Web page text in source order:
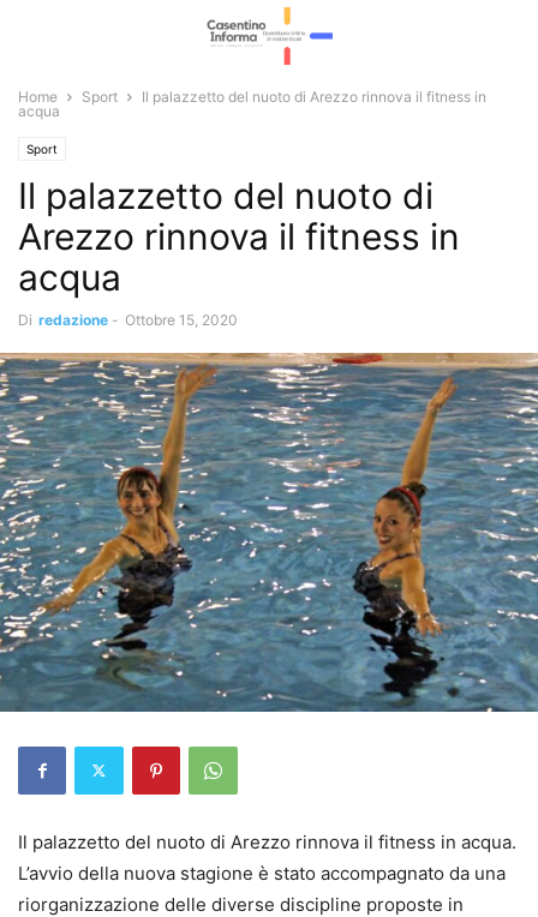
Home Sport
Il palazzetto del nuoto di Arezzo rinnova il fitness in
acqua
Sport
Il palazzetto del nuoto di
Arezzo rinnova il fitness in
acqua
Di redazione - Ottobre 15, 2020
Il palazzetto del nuoto di Arezzo rinnova il fitness in acqua.
L’avvio della nuova stagione è stato accompagnato da una
riorganizzazione delle diverse discipline proposte in